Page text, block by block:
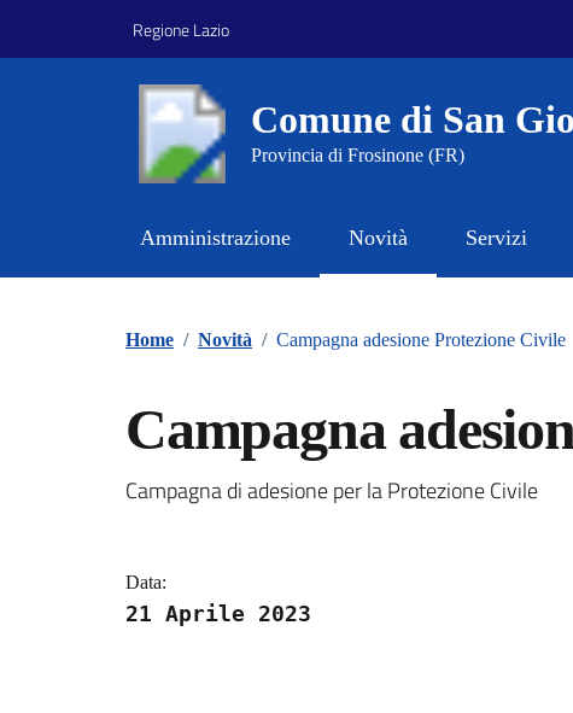
Regione Lazio
Comune di San
Provincia di Frosinone (FR)
Amministrazione Novità Servizi
Home / Novità / Campagna adesione Protezione Civile
Campagna
Dettagli della notizia
Campagna di adesione per la Protezione Civile
Data:
21 Aprile 2023